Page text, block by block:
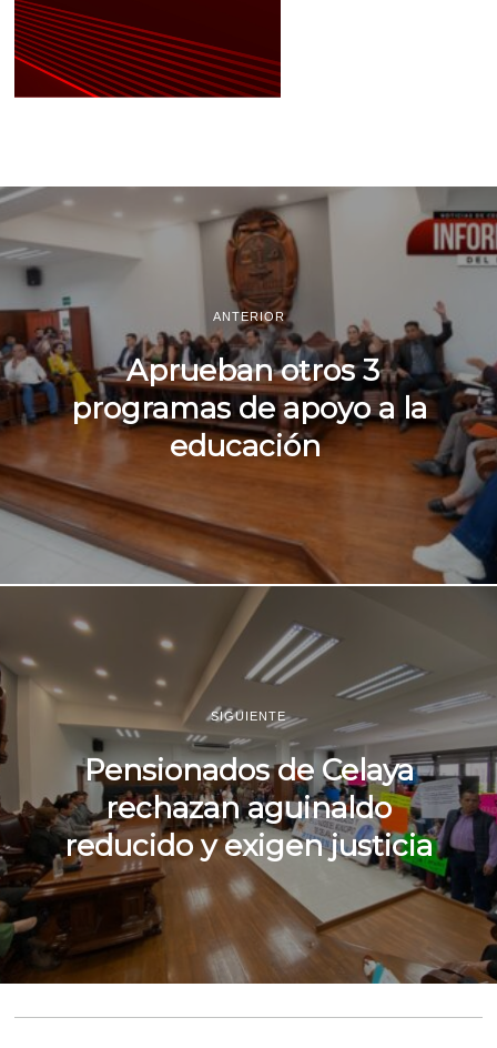
ANTERIOR
Aprueban otros 3
programas de apoyo a la
educación
SIGUIENTE
Pensionados de Celaya
rechazan aguinaldo
reducido y exigen justicia